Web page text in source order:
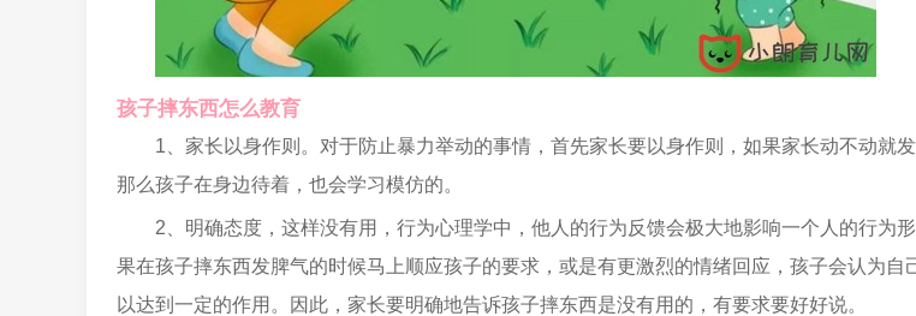
孩子摔东西怎么教育
1、家长以身作则。对于防止暴力举动的事情，首先家长要以身作则，如果家长动不动就发
那么孩子在身边待着，也会学习模仿的。
2、明确态度，这样没有用，行为心理学中，他人的行为反馈会极大地影响一个人的行为
果在孩子摔东西发脾气的时候马上顺应孩子的要求，或是有更激烈的情绪回应，孩子会认为自
以达到一定的作用。因此，家长要明确地告诉孩子摔东西是没有用的，有要求要好好说。